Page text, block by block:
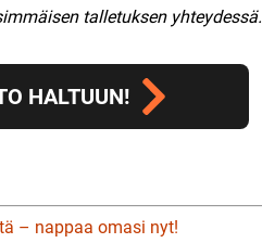
talletuksen yhteydessä.
HALTUUN!
– nappaa omasi nyt!